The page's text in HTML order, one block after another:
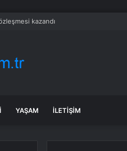
fazla havada kaldılar
YAŞAM İLETIŞIM